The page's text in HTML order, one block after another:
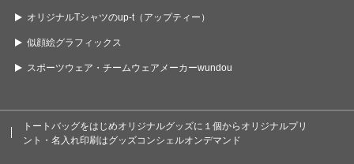
オリジナルTシャツのup-t（アップティー）
似顔絵グラフィックス
スポーツウェア・チームウェアメーカーwundou
トートバッグをはじめオリジナルグッズに１個からオリジナルプリ
ント・名入れ印刷はグッズコンシェルオンデマンド